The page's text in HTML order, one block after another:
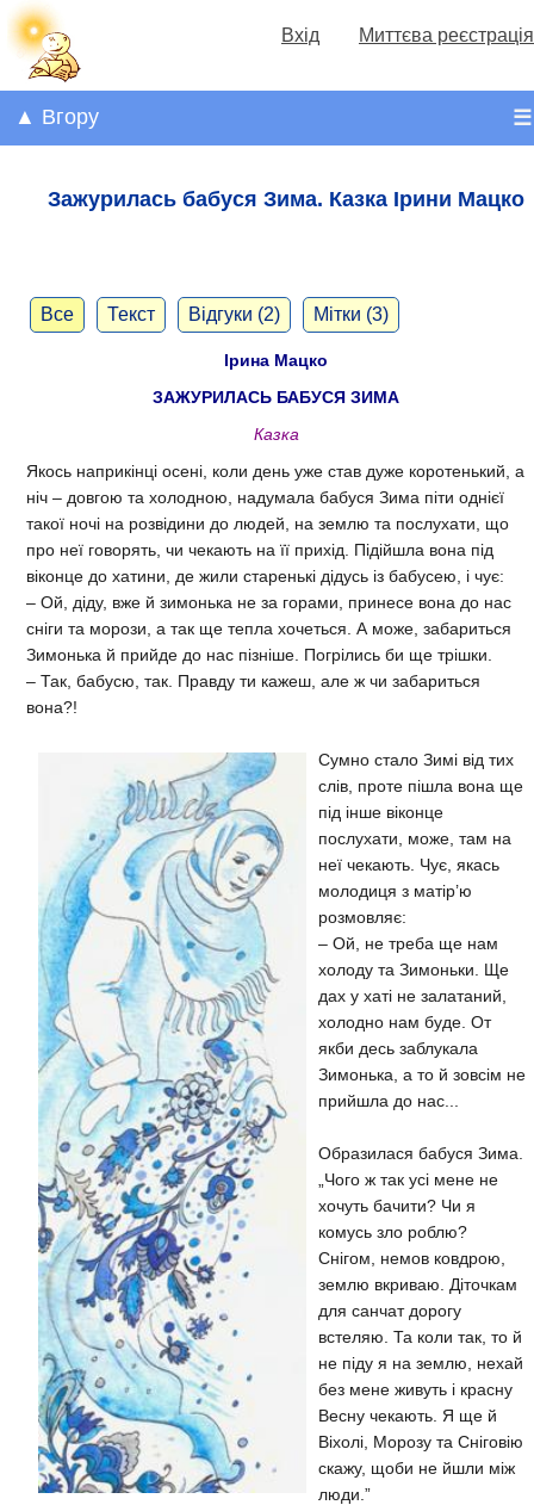
Вхід Миттєва реєстрація
☰
▲ Вгору
Зажурилась бабуся Зима. Казка Ірини Мацко
Все Текст Відгуки (2) Мітки (3)
Ірина Мацко
ЗАЖУРИЛАСЬ БАБУСЯ ЗИМА
Казка
Якось наприкінці осені, коли день уже став дуже коротенький, а
ніч – довгою та холодною, надумала бабуся Зима піти однієї
такої ночі на розвідини до людей, на землю та послухати, що
про неї говорять, чи чекають на її прихід. Підійшла вона під
віконце до хатини, де жили старенькі дідусь із бабусею, і чує:
– Ой, діду, вже й зимонька не за горами, принесе вона до нас
сніги та морози, а так ще тепла хочеться. А може, забариться
Зимонька й прийде до нас пізніше. Погрілись би ще трішки.
– Так, бабусю, так. Правду ти кажеш, але ж чи забариться
вона?!
Сумно стало Зимі від тих
слів, проте пішла вона ще
під інше віконце
послухати, може, там на
неї чекають. Чує, якась
молодиця з матір’ю
розмовляє:
– Ой, не треба ще нам
холоду та Зимоньки. Ще
дах у хаті не залатаний,
холодно нам буде. От
якби десь заблукала
Зимонька, а то й зовсім не
прийшла до нас...
Образилася бабуся Зима.
„Чого ж так усі мене не
хочуть бачити? Чи я
комусь зло роблю?
Снігом, немов ковдрою,
землю вкриваю. Діточкам
для санчат дорогу
встеляю. Та коли так, то й
не піду я на землю, нехай
без мене живуть і красну
Весну чекають. Я ще й
Віхолі, Морозу та Сніговію
скажу, щоби не йшли між
люди.”